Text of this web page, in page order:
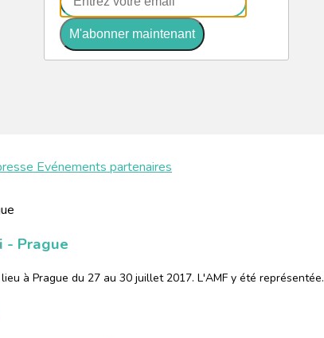
Evénements partenaires
- Prague
à Prague du 27 au 30 juillet 2017. L'AMF y été représentée.
M'abonner maintenant